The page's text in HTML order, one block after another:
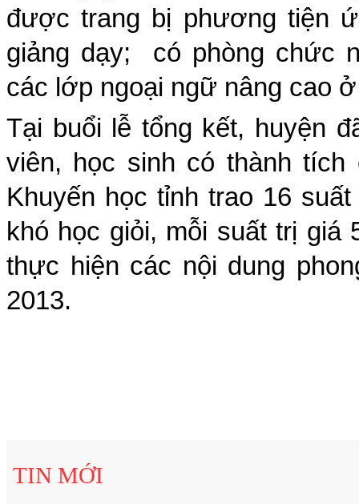
được trang bị phương tiện
giảng dạy; có phòng chức
các lớp ngoại ngữ nâng cao
Tại buổi lễ tổng kết, huyện
viên, học sinh có thành tích
Khuyến học tỉnh trao 16
khó học giỏi, mỗi suất trị giá
thực hiện các nội dung
2013.
TIN MỚI